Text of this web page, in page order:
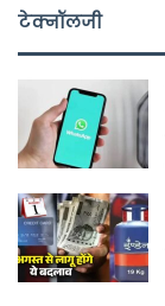
टेक्नॉलजी